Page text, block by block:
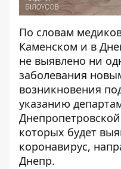
По словам
Каменском и в
не выявлено ни
заболевания
возникновения
указанию
которых будет
коронавирус,
Днепр.